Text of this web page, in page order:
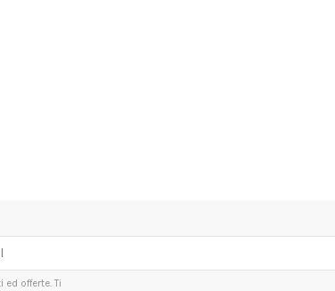
offerte. Ti